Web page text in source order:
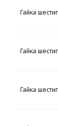
Гайка
Гайка
Гайка